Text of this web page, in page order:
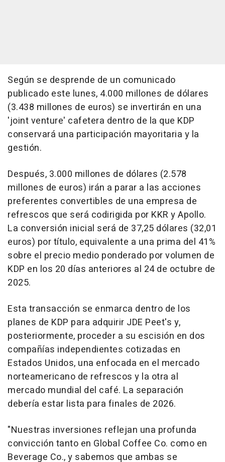
Según se desprende de un comunicado
publicado este lunes, 4.000 millones de dólares
(3.438 millones de euros) se invertirán en una
'joint venture' cafetera dentro de la que KDP
conservará una participación mayoritaria y la
gestión.
Después, 3.000 millones de dólares (2.578
millones de euros) irán a parar a las acciones
preferentes convertibles de una empresa de
refrescos que será codirigida por KKR y Apollo.
La conversión inicial será de 37,25 dólares (32,01
euros) por título, equivalente a una prima del 41%
sobre el precio medio ponderado por volumen de
KDP en los 20 días anteriores al 24 de octubre de
2025.
Esta transacción se enmarca dentro de los
planes de KDP para adquirir JDE Peet's y,
posteriormente, proceder a su escisión en dos
compañías independientes cotizadas en
Estados Unidos, una enfocada en el mercado
norteamericano de refrescos y la otra al
mercado mundial del café. La separación
debería estar lista para finales de 2026.
"Nuestras inversiones reflejan una profunda
convicción tanto en Global Coffee Co. como en
Beverage Co., y sabemos que ambas se